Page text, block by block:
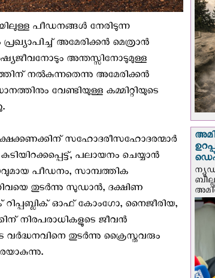
പീഡനങ്ങള്‍ നേരിടുന്ന
അമേരിക്കന്‍ മെത്രാന്‍
അന്തസ്സിനോടുമുള്ള
നൽകുന്നതെന്നു അമേരിക്കന്‍
വേണ്ടിയുള്ള കമ്മിറ്റിയുടെ
സഹോദരീസഹോദരന്മാർ
പലായനം ചെയ്യാൻ
പീഡനം, സാമ്പത്തിക
തുടര്‍ന്നു സുഡാൻ, ദക്ഷിണ
ഓഫ് കോംഗോ, നൈജീരിയ,
നിരപരാധികളുടെ ജീവൻ
തുടര്‍ന്നു ക്രൈസ്തവരും